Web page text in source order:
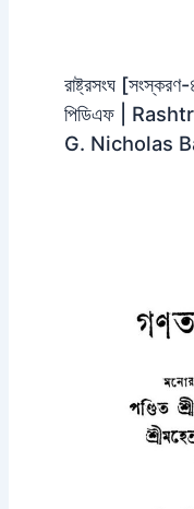
রাষ্ট্রসংঘ
পিডিএফ |
G. Nicholas